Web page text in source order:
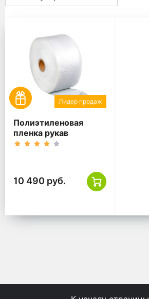
Лидер продаж
Полиэтиленовая
пленка рукав
10 490 руб.